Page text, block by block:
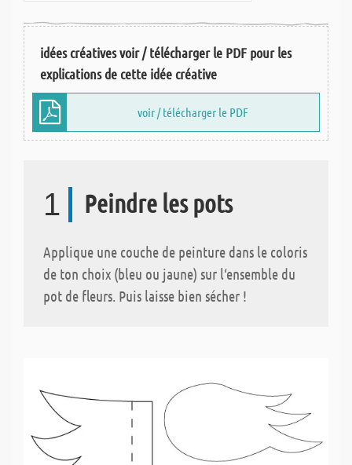
idées créatives voir / télécharger le PDF pour les
explications de cette idée créative
voir / télécharger le PDF
1 Peindre les pots
Applique une couche de peinture dans le coloris
de ton choix (bleu ou jaune) sur l‘ensemble du
pot de fleurs. Puis laisse bien sécher !